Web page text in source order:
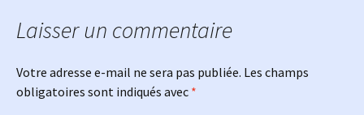
Laisser un commentaire
Votre adresse e-mail ne sera pas publiée. Les champs
obligatoires sont indiqués avec *